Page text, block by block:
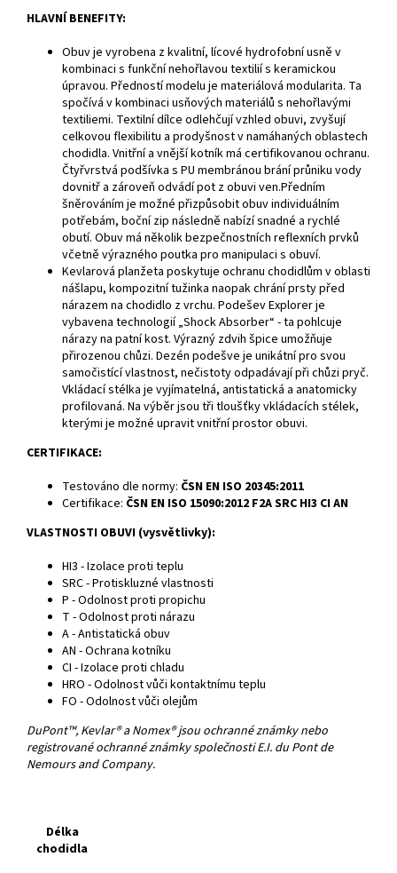
HLAVNÍ BENEFITY:
Obuv je vyrobena z kvalitní, lícové hydrofobní usně v
kombinaci s funkční nehořlavou textilií s keramickou
úpravou. Předností modelu je materiálová modularita. Ta
spočívá v kombinaci usňových materiálů s nehořlavými
textiliemi. Textilní dílce odlehčují vzhled obuvi, zvyšují
celkovou flexibilitu a prodyšnost v namáhaných oblastech
chodidla. Vnitřní a vnější kotník má certifikovanou ochranu.
Čtyřvrstvá podšívka s PU membránou brání průniku vody
dovnitř a zároveň odvádí pot z obuvi ven.Předním
šněrováním je možné přizpůsobit obuv individuálním
potřebám, boční zip následně nabízí snadné a rychlé
obutí. Obuv má několik bezpečnostních reflexních prvků
včetně výrazného poutka pro manipulaci s obuví.
Kevlarová planžeta poskytuje ochranu chodidlům v oblasti
nášlapu, kompozitní tužinka naopak chrání prsty před
nárazem na chodidlo z vrchu. Podešev Explorer je
vybavena technologií „Shock Absorber“ - ta pohlcuje
nárazy na patní kost. Výrazný zdvih špice umožňuje
přirozenou chůzi. Dezén podešve je unikátní pro svou
samočistící vlastnost, nečistoty odpadávají při chůzi pryč.
Vkládací stélka je vyjímatelná, antistatická a anatomicky
profilovaná. Na výběr jsou tři tloušťky vkládacích stélek,
kterými je možné upravit vnitřní prostor obuvi.
CERTIFIKACE:
Testováno dle normy: ČSN EN ISO 20345:2011
Certifikace: ČSN EN ISO 15090:2012 F2A SRC HI3 CI AN
VLASTNOSTI OBUVI (vysvětlivky):
HI3 - Izolace proti teplu
SRC - Protiskluzné vlastnosti
P - Odolnost proti propichu
T - Odolnost proti nárazu
A - Antistatická obuv
AN - Ochrana kotníku
CI - Izolace proti chladu
HRO - Odolnost vůči kontaktnímu teplu
FO - Odolnost vůči olejům
DuPont™, Kevlar® a Nomex® jsou ochranné známky nebo
registrované ochranné známky společnosti E.I. du Pont de
Nemours and Company.
Délka
chodidla